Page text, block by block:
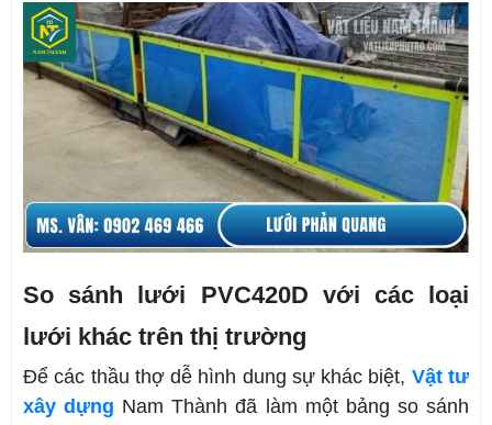
So sánh lưới PVC420D với các loại
lưới khác trên thị trường
Để các thầu thợ dễ hình dung sự khác biệt, Vật tư
xây dựng Nam Thành đã làm một bảng so sánh